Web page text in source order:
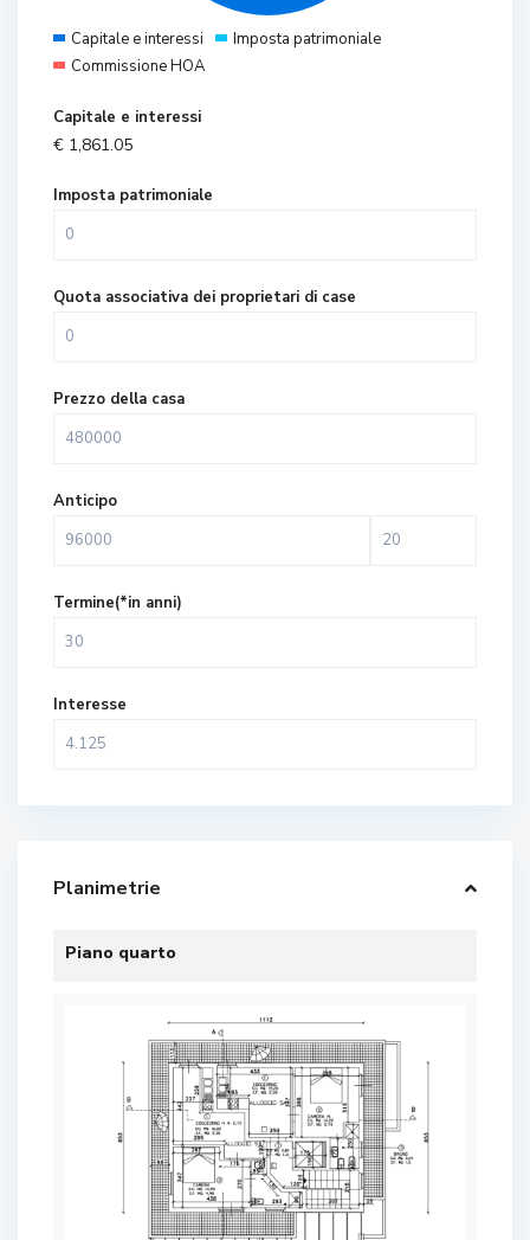
Capitale e interessi
Imposta patrimoniale
Commissione HOA
Capitale e interessi
€ 1,861.05
Imposta patrimoniale
Quota associativa dei proprietari di case
Prezzo della casa
Anticipo
Termine(*in anni)
Interesse
Planimetrie
Piano quarto